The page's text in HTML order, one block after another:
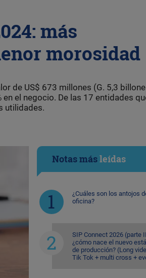
más
morosidad
de US$ 673 millones (G. 5,3
el negocio. De las 17 entidades
utilidades.
Notas másleídas
¿Cuáles son los antojos
oficina?
SIP Connect 2026 (parte
¿cómo nace el nuevo
de producción? (Long
Tik Tok + multi cross +